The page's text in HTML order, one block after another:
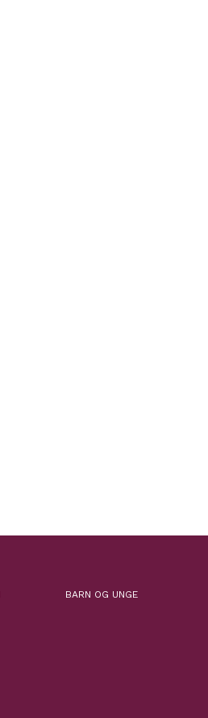
BARN OG UNGE